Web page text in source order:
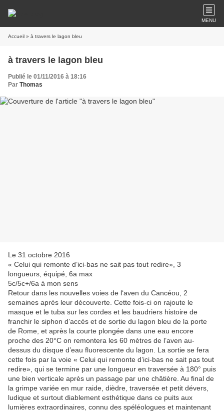
MENU
Accueil » à travers le lagon bleu
à travers le lagon bleu
Publié le 01/11/2016 à 18:16
Par Thomas
Le 31 octobre 2016
« Celui qui remonte d’ici-bas ne sait pas tout redire», 3
longueurs, équipé, 6a max
5c/5c+/6a à mon sens
Retour dans les nouvelles voies de l‘aven du Cancéou, 2
semaines après leur découverte. Cette fois-ci on rajoute le
masque et le tuba sur les cordes et les baudriers histoire de
franchir le siphon d’accès et de sortie du lagon bleu de la porte
de Rome, et après la courte plongée dans une eau encore
proche des 20°C on remontera les 60 mètres de l’aven au-
dessus du disque d’eau fluorescente du lagon. La sortie se fera
cette fois par la voie « Celui qui remonte d’ici-bas ne sait pas tout
redire», qui se termine par une longueur en traversée à 180° puis
une bien verticale après un passage par une châtière. Au final de
la grimpe variée en mur raide, dièdre, traversée et petit dévers,
ludique et surtout diablement esthétique dans ce puits aux
lumières extraordinaires, connu des spéléologues et maintenant